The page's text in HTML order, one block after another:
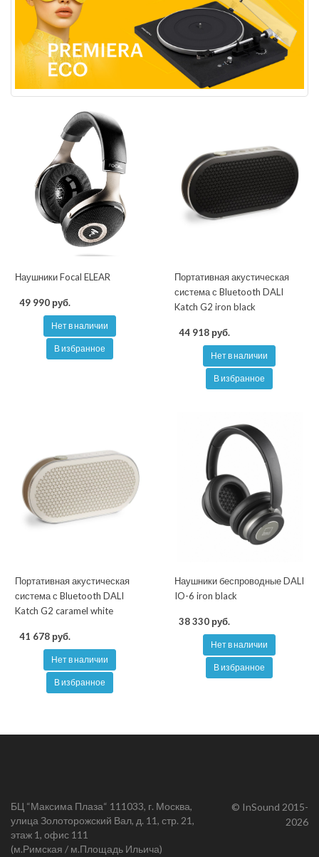
Наушники Focal ELEAR
49 990 руб.
Нет в наличии
В избранное
Портативная акустическая
система с Bluetooth DALI
Katch G2 iron black
44 918 руб.
Нет в наличии
В избранное
Портативная акустическая
система с Bluetooth DALI
Katch G2 caramel white
41 678 руб.
Нет в наличии
В избранное
Наушники беспроводные DALI
IO-6 iron black
38 330 руб.
Нет в наличии
В избранное
БЦ “Максима Плаза“ 111033, г. Москва,
улица Золоторожский Вал, д. 11, стр. 21,
этаж 1, офис 111
(м.Римская / м.Площадь Ильича)
© InSound 2015-
2026